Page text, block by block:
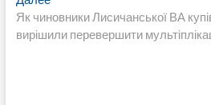
запись:
Як чиновники Лисичанської ВА
вирішили перевершити